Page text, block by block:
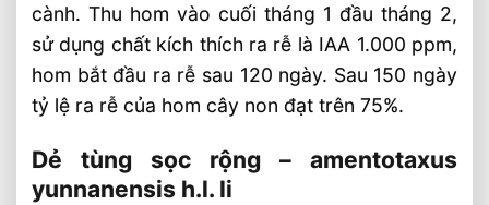
cành. Thu hom vào cuối tháng 1 đầu tháng 2,
sử dụng chất kích thích ra rễ là IAA 1.000 ppm,
hom bắt đầu ra rễ sau 120 ngày. Sau 150 ngày
tỷ lệ ra rễ của hom cây non đạt trên 75%.
Dẻ tùng sọc rộng – amentotaxus
yunnanensis h.l. li